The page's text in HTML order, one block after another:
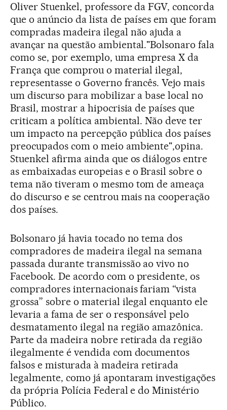
Oliver Stuenkel, professore da FGV, concorda
que o anúncio da lista de países em que foram
compradas madeira ilegal não ajuda a
avançar na questão ambiental."Bolsonaro fala
como se, por exemplo, uma empresa X da
França que comprou o material ilegal,
representasse o Governo francês. Vejo mais
um discurso para mobilizar a base local no
Brasil, mostrar a hipocrisia de países que
criticam a política ambiental. Não deve ter
um impacto na percepção pública dos países
preocupados com o meio ambiente",opina.
Stuenkel afirma ainda que os diálogos entre
as embaixadas europeias e o Brasil sobre o
tema não tiveram o mesmo tom de ameaça
do discurso e se centrou mais na cooperação
dos países.
Bolsonaro já havia tocado no tema dos
compradores de madeira ilegal na semana
passada durante transmissão ao vivo no
Facebook. De acordo com o presidente, os
compradores internacionais fariam “vista
grossa” sobre o material ilegal enquanto ele
levaria a fama de ser o responsável pelo
desmatamento ilegal na região amazônica.
Parte da madeira nobre retirada da região
ilegalmente é vendida com documentos
falsos e misturada à madeira retirada
legalmente, como já apontaram investigações
da própria Polícia Federal e do Ministério
Público.